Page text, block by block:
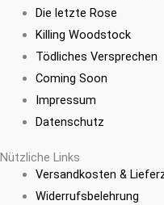
Die letzte Rose
Killing Woodstock
Tödliches Versprechen
Coming Soon
Impressum
Datenschutz
Nützliche Links
Versandkosten &
Widerrufsbelehrung